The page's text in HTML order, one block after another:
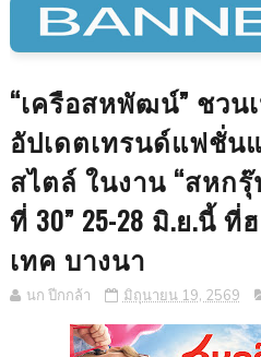
“เครือสหพัฒน์” ชว
อัปเดตเทรนด์แฟชั่น
สไตล์ ในงาน “สหก
ที่ 30” 25-28 มิ.ย.นี้ ที่
เทค บางนา
นก ปีกกล้า มิถุนายน 19, 2569